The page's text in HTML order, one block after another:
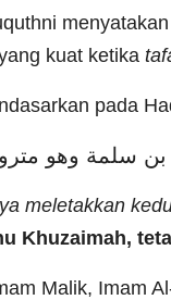
kuat ketika
pada
meletakkan
Khuzaimah,
Malik, Imam